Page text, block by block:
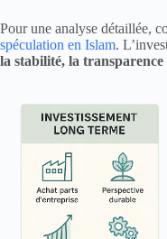
Pour une analyse détaillée,
spéculation en Islam.
la stabilité, la